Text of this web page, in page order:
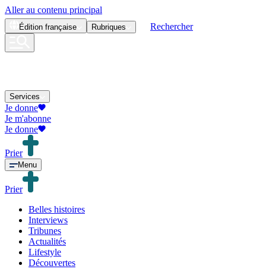
Aller au contenu principal
Édition française Rubriques Rechercher
Services
Je donne
Je m'abonne
Je donne
Prier
Menu
Prier
Belles histoires
Interviews
Tribunes
Actualités
Lifestyle
Découvertes